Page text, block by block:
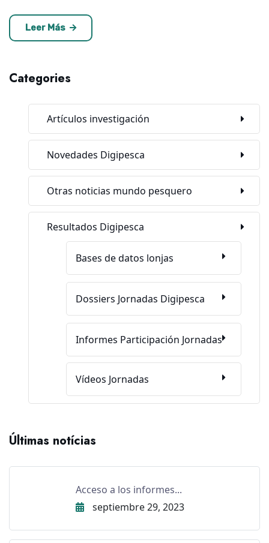
Leer Más
Categories
Artículos investigación
Novedades Digipesca
Otras noticias mundo pesquero
Resultados Digipesca
Bases de datos lonjas
Dossiers Jornadas Digipesca
Informes Participación Jornadas
Vídeos Jornadas
Últimas notícias
Acceso a los informes...
septiembre 29, 2023